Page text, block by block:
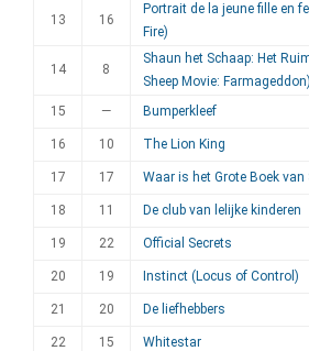
13 16
Portrait de la jeune fille en
Fire)
14 8
Shaun het Schaap: Het
Sheep Movie: Farmageddon)
15 — Bumperkleef
16 10 The Lion King
17 17 Waar is het Grote Boek van
18 11 De club van lelijke kinderen
19 22 Official Secrets
20 19 Instinct (Locus of Control)
21 20 De liefhebbers
22 15 Whitestar